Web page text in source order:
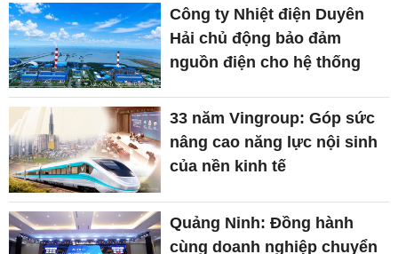
Công ty Nhiệt điện Duyên
Hải chủ động bảo đảm
nguồn điện cho hệ thống
33 năm Vingroup: Góp sức
nâng cao năng lực nội sinh
của nền kinh tế
Quảng Ninh: Đồng hành
cùng doanh nghiệp chuyển